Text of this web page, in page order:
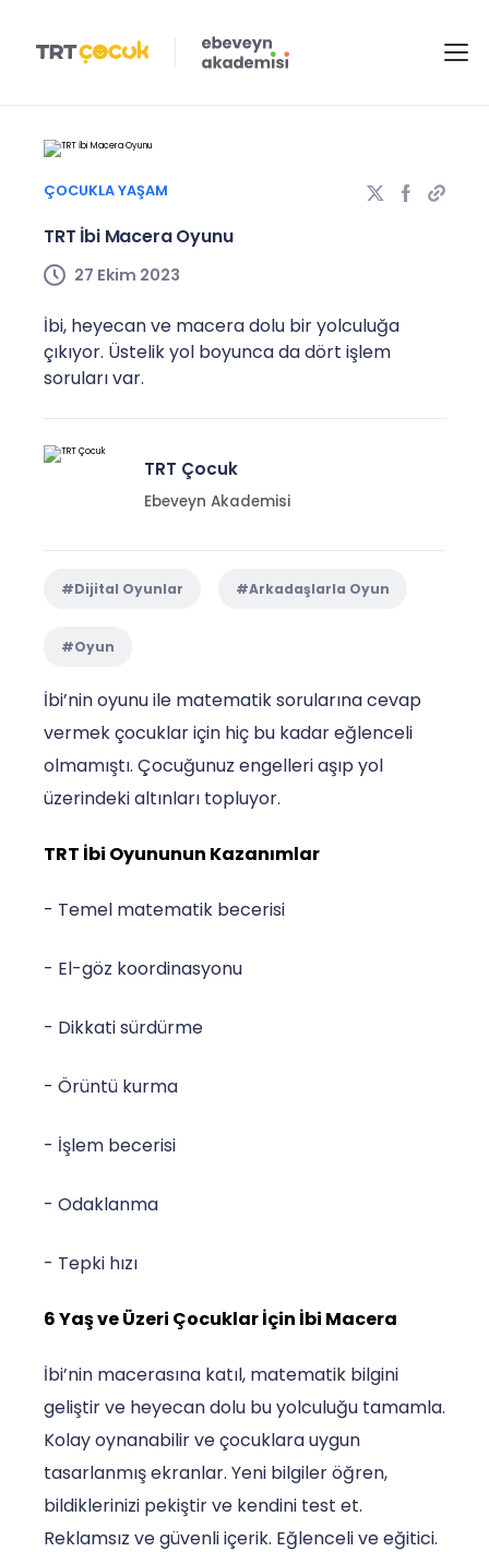
ÇOCUKLA YAŞAM
TRT İbi Macera Oyunu
27 Ekim 2023
İbi, heyecan ve macera dolu bir yolculuğa
çıkıyor. Üstelik yol boyunca da dört işlem
soruları var.
TRT Çocuk
Ebeveyn Akademisi
#Dijital Oyunlar #Arkadaşlarla Oyun
#Oyun
İbi’nin oyunu ile matematik sorularına cevap
vermek çocuklar için hiç bu kadar eğlenceli
olmamıştı. Çocuğunuz engelleri aşıp yol
üzerindeki altınları topluyor.
TRT İbi Oyununun Kazanımlar
- Temel matematik becerisi
- El-göz koordinasyonu
- Dikkati sürdürme
- Örüntü kurma
- İşlem becerisi
- Odaklanma
- Tepki hızı
6 Yaş ve Üzeri Çocuklar İçin İbi Macera
İbi’nin macerasına katıl, matematik bilgini
geliştir ve heyecan dolu bu yolculuğu tamamla.
Kolay oynanabilir ve çocuklara uygun
tasarlanmış ekranlar. Yeni bilgiler öğren,
bildiklerinizi pekiştir ve kendini test et.
Reklamsız ve güvenli içerik. Eğlenceli ve eğitici.